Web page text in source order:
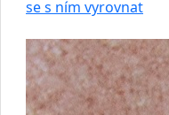
se s ním vyrovnat